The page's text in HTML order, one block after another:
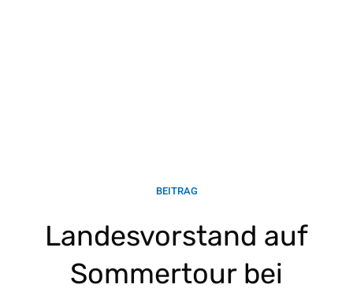
BEITRAG
Landesvorstand auf
Sommertour bei